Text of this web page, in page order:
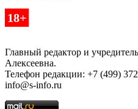
18+
Главный редактор и
Алексеевна.
Телефон редакции: +7 (499)
info@s-info.ru